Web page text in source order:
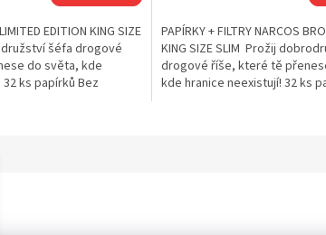
EDITION KING SIZE
šéfa drogové
do světa, kde
ks papírků Bez
PAPÍRKY + FILTRY NARCOS
KING SIZE SLIM Prožij
drogové říše, které tě
kde hranice neexistují! 32 ks